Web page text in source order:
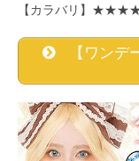
【カラバリ】
【ワンデ